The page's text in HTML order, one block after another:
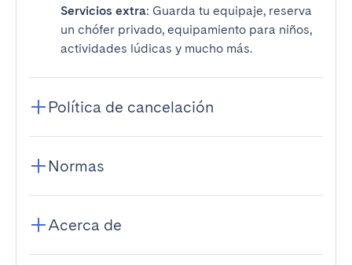
Servicios extra: Guarda tu equipaje, reserva
un chófer privado, equipamiento para niños,
actividades lúdicas y mucho más.
Política de cancelación
Normas
Acerca de